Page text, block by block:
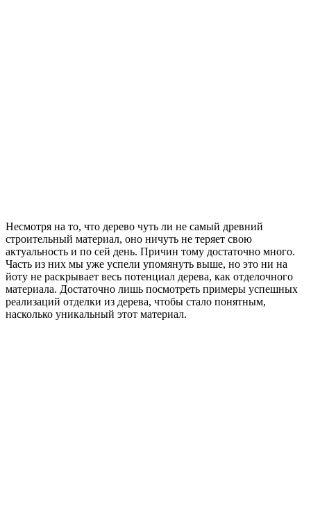
Несмотря на то, что дерево чуть ли не самый древний
строительный материал, оно ничуть не теряет свою
актуальность и по сей день. Причин тому достаточно много.
Часть из них мы уже успели упомянуть выше, но это ни на
йоту не раскрывает весь потенциал дерева, как отделочного
материала. Достаточно лишь посмотреть примеры успешных
реализаций отделки из дерева, чтобы стало понятным,
насколько уникальный этот материал.